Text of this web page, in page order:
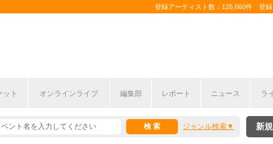
登録アーティスト数：126,660件 登
ット オンラインライブ 編集部 レポート ニュース ラ
ジャンル検索
こから！ 新